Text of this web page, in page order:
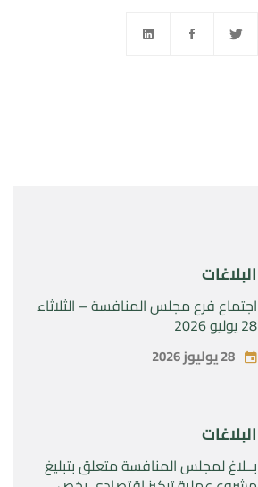
البلاغات
اجتماع فرع مجلس المنافسة – الثلاثاء
28 يوليو 2026
28 يوليوز 2026
البلاغات
بــلاغ لمجلس المنافسة متعلق بتبليغ